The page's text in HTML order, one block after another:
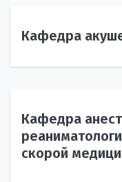
Кафедра
Кафедра
скорой